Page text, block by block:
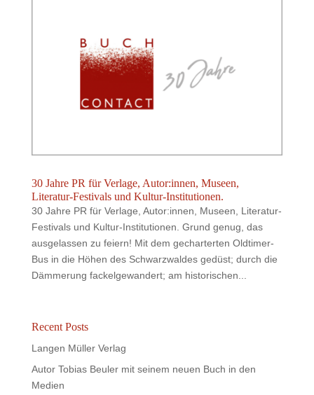
30 Jahre PR für Verlage, Autor:innen, Museen,
Literatur-Festivals und Kultur-Institutionen.
30 Jahre PR für Verlage, Autor:innen, Museen, Literatur-
Festivals und Kultur-Institutionen. Grund genug, das
ausgelassen zu feiern! Mit dem gecharterten Oldtimer-
Bus in die Höhen des Schwarzwaldes gedüst; durch die
Dämmerung fackelgewandert; am historischen...
Recent Posts
Langen Müller Verlag
Autor Tobias Beuler mit seinem neuen Buch in den
Medien